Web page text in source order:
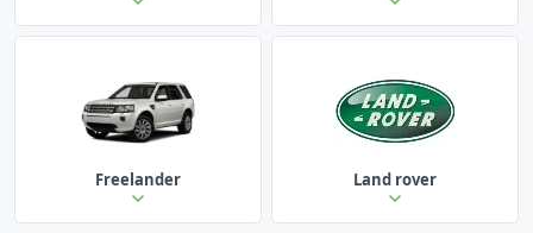
Freelander Land rover